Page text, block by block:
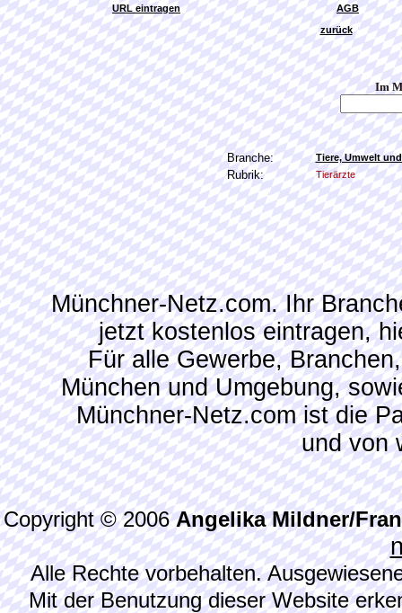
URL eintragen
AGB
zurück
Im
Branche: Tiere, Umwelt
Rubrik: Tierärzte
Münchner-Netz.com. Ihr
jetzt kostenlos eintragen,
Für alle Gewerbe,
München und Umgebung,
Münchner-Netz.com ist die
und von
Copyright © 2006Angelika Mildner/
Alle Rechte vorbehalten.
Mit der Benutzung dieser Website